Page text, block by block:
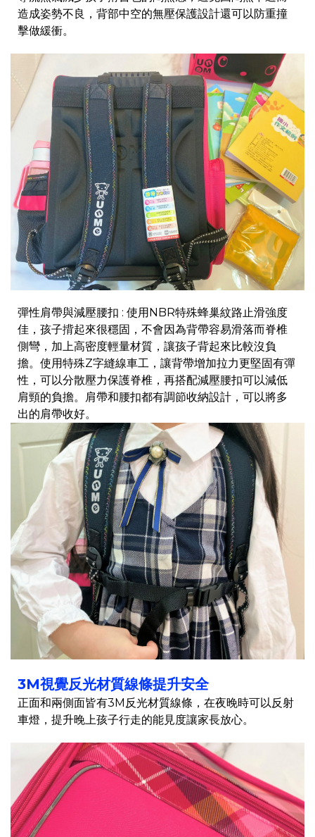
造成姿勢不良，背部中空的無壓保護設計還可以防重撞
擊做緩衝。
彈性肩帶與減壓腰扣 : 使用NBR特殊蜂巢紋路止滑強度
佳，孩子揹起來很穩固，不會因為背帶容易滑落而脊椎
側彎，加上高密度輕量材質，讓孩子背起來比較沒負
擔。使用特殊Z字縫線車工，讓背帶增加拉力更堅固有彈
性，可以分散壓力保護脊椎，再搭配減壓腰扣可以減低
肩頸的負擔。肩帶和腰扣都有調節收納設計，可以將多
出的肩帶收好。
3M視覺反光材質線條提升安全
正面和兩側面皆有3M反光材質線條，在夜晚時可以反射
車燈，提升晚上孩子行走的能見度讓家長放心。